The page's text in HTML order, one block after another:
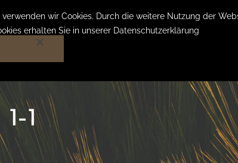
KOSTEN
1-1
wir Cookies. Durch die weitere Nutzung der
erhalten Sie in unserer Datenschutzerklärung